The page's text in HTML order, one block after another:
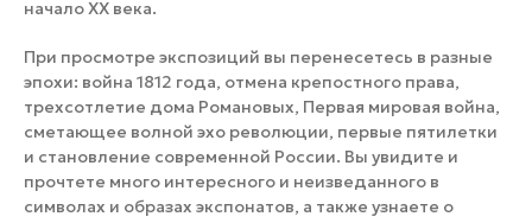
начало XX века.
При просмотре экспозиций вы перенесетесь в разные
эпохи: война 1812 года, отмена крепостного права,
трехсотлетие дома Романовых, Первая мировая война,
сметающее волной эхо революции, первые пятилетки
и становление современной России. Вы увидите и
прочтете много интересного и неизведанного в
символах и образах экспонатов, а также узнаете о